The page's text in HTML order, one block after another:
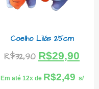
Coelho Lilás 25cm
R$32,90 R$29,90
Em até 12x de R$2,49 s/